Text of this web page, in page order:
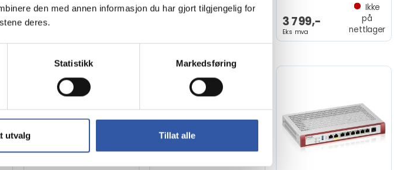
den med annen informasjon du har gjort tilgjengelig for
deres.
Statistikk Markedsføring
utvalg Tillat alle
9 819,-
Ikke
Ikke
3 799,-
Eks mva
Ikke
på
nettlager